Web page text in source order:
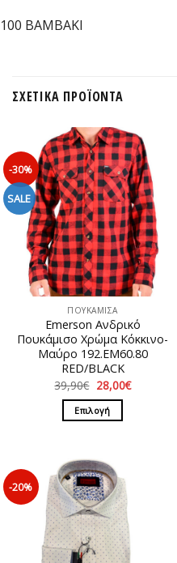
100 ΒΑΜΒΑΚΙ
ΣΧΕΤΙΚΆ ΠΡΟΪΌΝΤΑ
-30%
SALE
ΠΟΥΚΑΜΙΣΑ
Emerson Ανδρικό
Πουκάμισο Χρώμα Κόκκινο-
Μαύρο 192.EM60.80
RED/BLACK
39,90€ Original
price
was:
39,90€.
28,00€Η
τρέχουσα
Επιλογή
προϊόν
έχει
πολλαπλές
παραλλαγές.
Οι
επιλογές
-20%